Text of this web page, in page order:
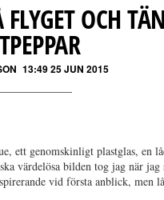
OCH
13:49 25 JUN 2015
ett genomskinligt plastglas, en
värdelösa bilden tog jag när
vid första anblick, men